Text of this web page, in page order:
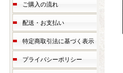
ご購入の流れ
配送・お支払い
特定商取引法に基づく表示
プライバシーポリシー